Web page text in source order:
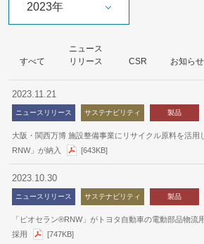
2023年
すべて
ニュース
リリース
CSR お知らせ
2023.11.21
ニュースリリース サステナビリティ 製品
大阪・関西万博 施設整備事業にリサイクル原料を活用
RNW」が納入
[643KB]
2023.10.30
ニュースリリース サステナビリティ 製品
「ピオセラン®RNW」がトヨタ自動車の電動部品物流
採用
[747KB]